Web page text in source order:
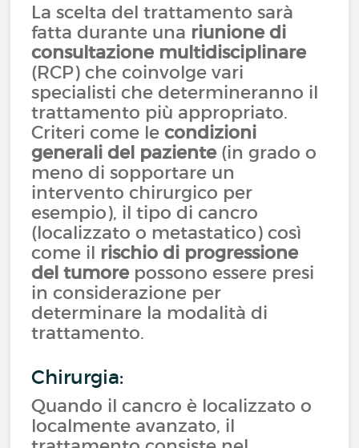
La scelta del trattamento sarà
fatta durante una riunione di
consultazione multidisciplinare
(RCP) che coinvolge vari
specialisti che determineranno il
trattamento più appropriato.
Criteri come le condizioni
generali del paziente (in grado o
meno di sopportare un
intervento chirurgico per
esempio), il tipo di cancro
(localizzato o metastatico) così
come il rischio di progressione
del tumore possono essere presi
in considerazione per
determinare la modalità di
trattamento.
Chirurgia:
Quando il cancro è localizzato o
localmente avanzato, il